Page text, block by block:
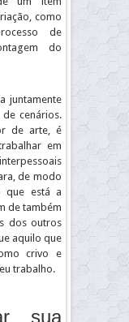
como
de
do
juntamente
cenários.
de arte, é
em
de modo
que está a
de também
dos outros
aquilo que
crivo e
trabalho.
sua